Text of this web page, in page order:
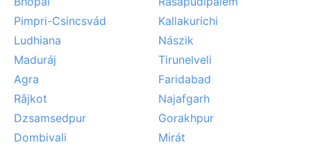
Pimpri-Csincsvád
Kallakurichi
Ludhiana
Nászik
Maduráj
Tirunelveli
Agra
Faridabad
Rājkot
Najafgarh
Dzsamsedpur
Gorakhpur
Dombivali
Mirát